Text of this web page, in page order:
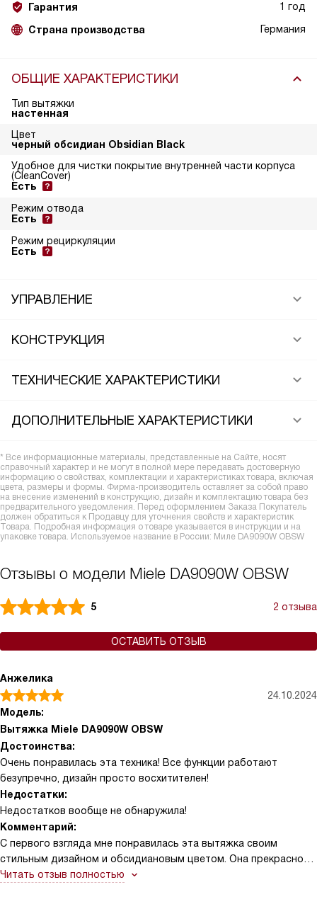
Гарантия 1 год
Страна производства Германия
ОБЩИЕ ХАРАКТЕРИСТИКИ
Тип вытяжки
настенная
Цвет
черный обсидиан Obsidian Black
Удобное для чистки покрытие внутренней части корпуса
(CleanCover)
Есть
Режим отвода
Есть
Режим рециркуляции
Есть
УПРАВЛЕНИЕ
КОНСТРУКЦИЯ
ТЕХНИЧЕСКИЕ ХАРАКТЕРИСТИКИ
ДОПОЛНИТЕЛЬНЫЕ ХАРАКТЕРИСТИКИ
* Все информационные материалы, представленные на Сайте, носят
справочный характер и не могут в полной мере передавать достоверную
информацию о свойствах, комплектации и характеристиках товара, включая
цвета, размеры и формы. Фирма-производитель оставляет за собой право
на внесение изменений в конструкцию, дизайн и комплектацию товара без
предварительного уведомления. Перед оформлением Заказа Покупатель
должен обратиться к Продавцу для уточнения свойств и характеристик
Товара. Подробная информация о товаре указывается в инструкции и на
упаковке товара. Используемое название в России: Миле DA9090W OBSW
Отзывы о модели Miele DA9090W OBSW
5 2 отзыва
ОСТАВИТЬ ОТЗЫВ
Анжелика
24.10.2024
Модель:
Вытяжка Miele DA9090W OBSW
Достоинства:
Очень понравилась эта техника! Все функции работают
безупречно, дизайн просто восхитителен!
Недостатки:
Недостатков вообще не обнаружила!
Комментарий:
С первого взгляда мне понравилась эта вытяжка своим
стильным дизайном и обсидиановым цветом. Она прекрасно
вписалась в интерьер моей кухни, добавив ей изысканности.
Читать отзыв полностью